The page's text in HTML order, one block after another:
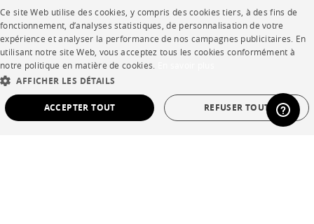
SHOP
Points de vente
FRENCH
ENGLISH
SPANISH
Ce site Web utilise des cookies, y compris des cookies tiers, à des fins de
fonctionnement, d’analyses statistiques, de personnalisation de votre
expérience et analyser la performance de nos campagnes publicitaires. En
utilisant notre site Web, vous acceptez tous les cookies conformément à
notre politique en matière de cookies.
AFFICHER LES DÉTAILS
ACCEPTER TOUT REFUSER TOUT